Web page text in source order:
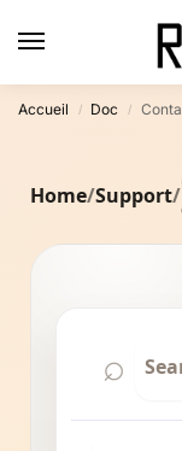
Accueil / Doc /
Home/Support/
⌕